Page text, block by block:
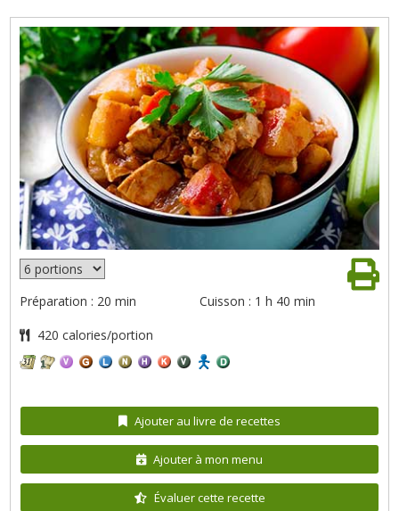
Préparation : 20 min Cuisson : 1 h 40 min
420 calories/portion
Ajouter au livre de recettes
Ajouter à mon menu
Évaluer cette recette